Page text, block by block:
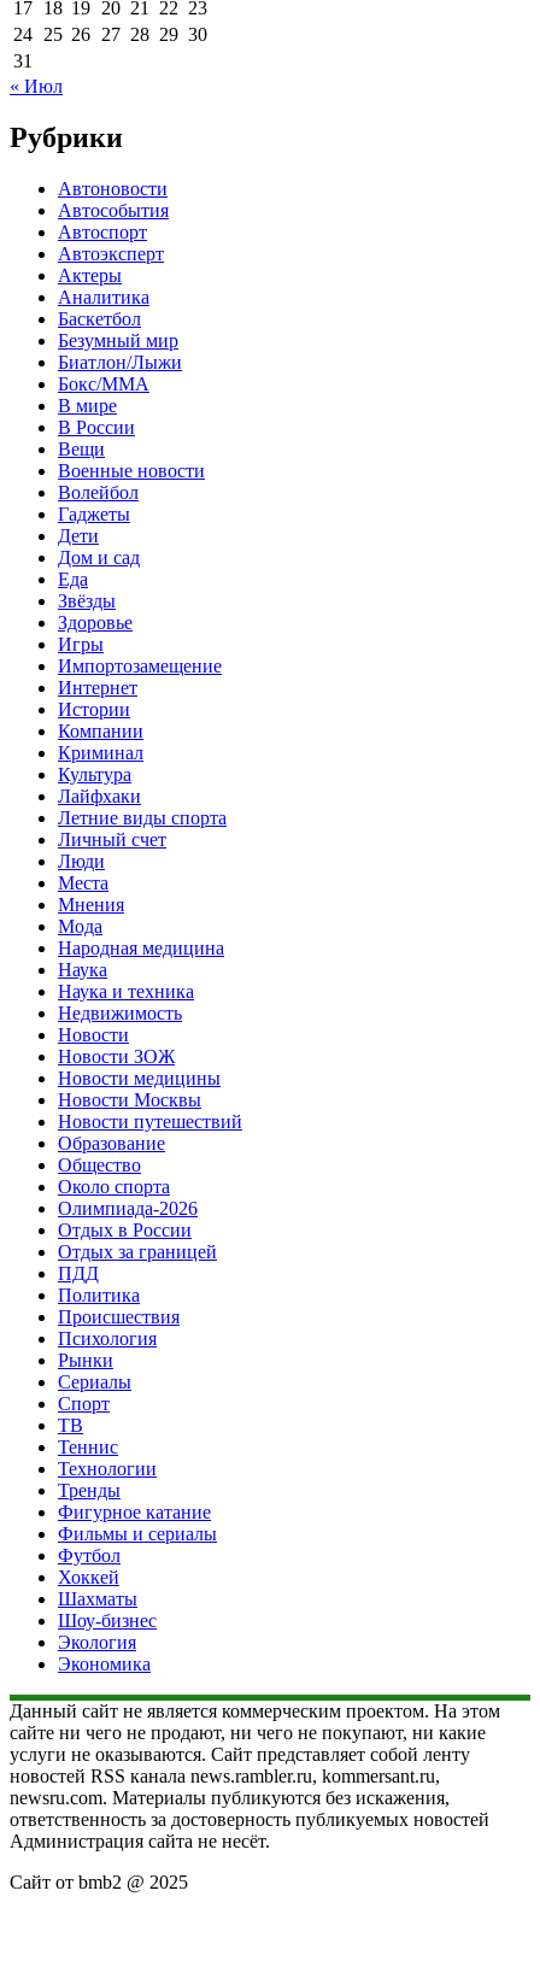
17 18 19 20 21 22 23
24 25 26 27 28 29 30
31
« Июл
Рубрики
Автоновости
Автособытия
Автоспорт
Автоэксперт
Актеры
Аналитика
Баскетбол
Безумный мир
Биатлон/Лыжи
Бокс/MMA
В мире
В России
Вещи
Военные новости
Волейбол
Гаджеты
Дети
Дом и сад
Еда
Звёзды
Здоровье
Игры
Импортозамещение
Интернет
Истории
Компании
Криминал
Культура
Лайфхаки
Летние виды спорта
Личный счет
Люди
Места
Мнения
Мода
Народная медицина
Наука
Наука и техника
Недвижимость
Новости
Новости ЗОЖ
Новости медицины
Новости Москвы
Новости путешествий
Образование
Общество
Около спорта
Олимпиада-2026
Отдых в России
Отдых за границей
ПДД
Политика
Происшествия
Психология
Рынки
Сериалы
Спорт
ТВ
Теннис
Технологии
Тренды
Фигурное катание
Фильмы и сериалы
Футбол
Хоккей
Шахматы
Шоу-бизнес
Экология
Экономика
Данный сайт не является коммерческим проектом. На этом
сайте ни чего не продают, ни чего не покупают, ни какие
услуги не оказываются. Сайт представляет собой ленту
новостей RSS канала news.rambler.ru, kommersant.ru,
newsru.com. Материалы публикуются без искажения,
ответственность за достоверность публикуемых новостей
Администрация сайта не несёт.
Сайт от bmb2 @ 2025